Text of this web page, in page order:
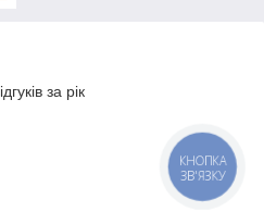
за рік
КНОПКА
ЗВ'ЯЗКУ